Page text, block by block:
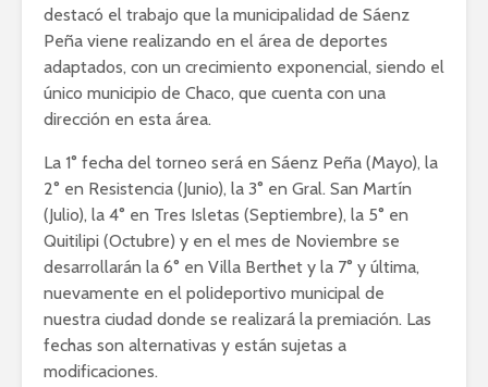
destacó el trabajo que la municipalidad de Sáenz
Peña viene realizando en el área de deportes
adaptados, con un crecimiento exponencial, siendo el
único municipio de Chaco, que cuenta con una
dirección en esta área.
La 1° fecha del torneo será en Sáenz Peña (Mayo), la
2° en Resistencia (Junio), la 3° en Gral. San Martín
(Julio), la 4° en Tres Isletas (Septiembre), la 5° en
Quitilipi (Octubre) y en el mes de Noviembre se
desarrollarán la 6° en Villa Berthet y la 7° y última,
nuevamente en el polideportivo municipal de
nuestra ciudad donde se realizará la premiación. Las
fechas son alternativas y están sujetas a
modificaciones.